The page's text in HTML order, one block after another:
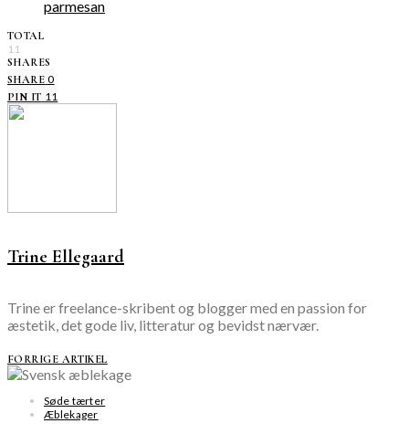
TOTAL
11
SHARES
SHARE 0
PIN IT 11
Trine Ellegaard
Trine er freelance-skribent og blogger med en passion for
æstetik, det gode liv, litteratur og bevidst nærvær.
FORRIGE ARTIKEL
Søde tærter
Æblekager